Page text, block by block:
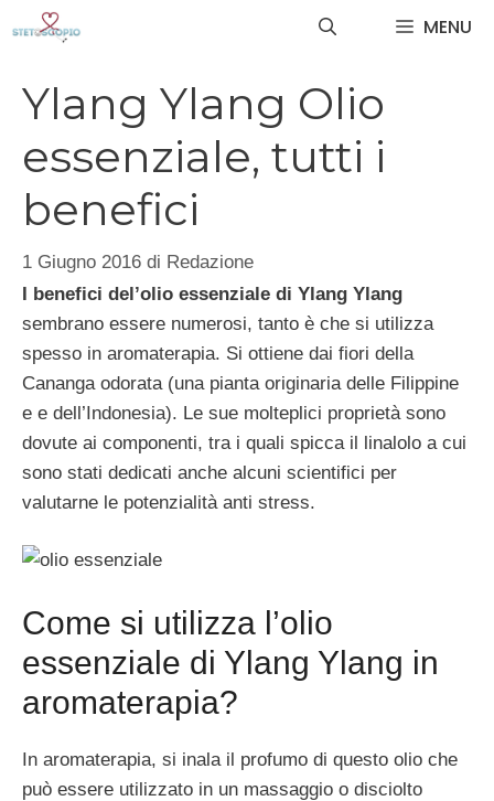
MENU
Ylang Ylang Olio
essenziale, tutti i
benefici
1 Giugno 2016 di Redazione
I benefici del’olio essenziale di Ylang Ylang
sembrano essere numerosi, tanto è che si utilizza
spesso in aromaterapia. Si ottiene dai fiori della
Cananga odorata (una pianta originaria delle Filippine
e e dell’Indonesia). Le sue molteplici proprietà sono
dovute ai componenti, tra i quali spicca il linalolo a cui
sono stati dedicati anche alcuni scientifici per
valutarne le potenzialità anti stress.
Come si utilizza l’olio
essenziale di Ylang Ylang in
aromaterapia?
In aromaterapia, si inala il profumo di questo olio che
può essere utilizzato in un massaggio o disciolto